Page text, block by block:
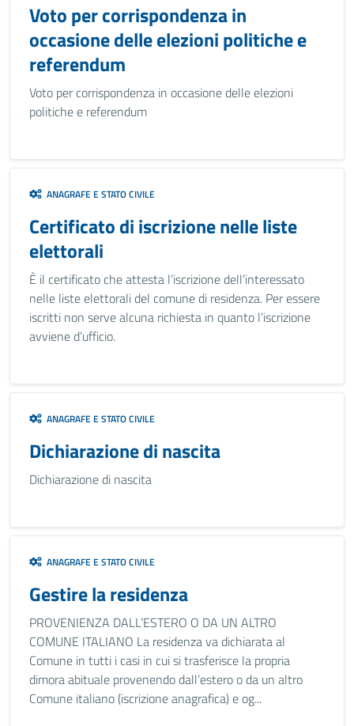
Voto per corrispondenza in
occasione delle elezioni politiche e
referendum
Voto per corrispondenza in occasione delle elezioni
politiche e referendum
ANAGRAFE E STATO CIVILE
Certificato di iscrizione nelle liste
elettorali
È il certificato che attesta l’iscrizione dell’interessato
nelle liste elettorali del comune di residenza. Per essere
iscritti non serve alcuna richiesta in quanto l’iscrizione
avviene d’ufficio.
ANAGRAFE E STATO CIVILE
Dichiarazione di nascita
Dichiarazione di nascita
ANAGRAFE E STATO CIVILE
Gestire la residenza
PROVENIENZA DALL’ESTERO O DA UN ALTRO
COMUNE ITALIANO La residenza va dichiarata al
Comune in tutti i casi in cui si trasferisce la propria
dimora abituale provenendo dall’estero o da un altro
Comune italiano (iscrizione anagrafica) e og...